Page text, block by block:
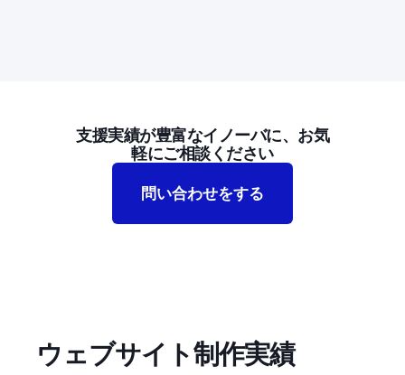
支援実績が豊富なイノーバに、お気
軽にご相談ください
問い合わせをする
ウェブサイト制作実績